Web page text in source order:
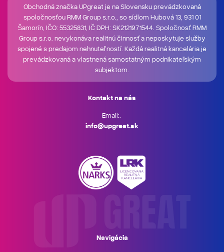
Obchodná značka UPgreat je na Slovensku prevádzkovaná
spoločnosťou RMM Group s.r.o., so sídlom Hubová 13, 931 01
Šamorín, IČO: 55325831, IČ DPH: SK2121971544. Spoločnosť RMM
Group s.r.o. nevykonáva realitnú činnosť a neposkytuje služby
spojené s predajom nehnuteľností. Každá realitná kancelária je
prevádzkovaná a vlastnená samostatným podnikateľským
subjektom.
Kontakt na nás
Email:.
info@upgreat.sk
Navigácia